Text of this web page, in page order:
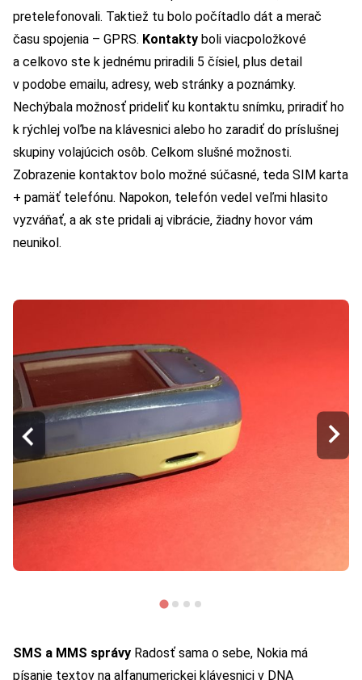
pretelefonovali. Taktiež tu bolo počítadlo dát a merač
času spojenia – GPRS. Kontakty boli viacpoložkové
a celkovo ste k jednému priradili 5 čísiel, plus detail
v podobe emailu, adresy, web stránky a poznámky.
Nechýbala možnosť prideliť ku kontaktu snímku, priradiť ho
k rýchlej voľbe na klávesnici alebo ho zaradiť do príslušnej
skupiny volajúcich osôb. Celkom slušné možnosti.
Zobrazenie kontaktov bolo možné súčasné, teda SIM karta
+ pamäť telefónu. Napokon, telefón vedel veľmi hlasito
vyzváňať, a ak ste pridali aj vibrácie, žiadny hovor vám
neunikol.
SMS a MMS správy Radosť sama o sebe, Nokia má
písanie textov na alfanumerickej klávesnici v DNA